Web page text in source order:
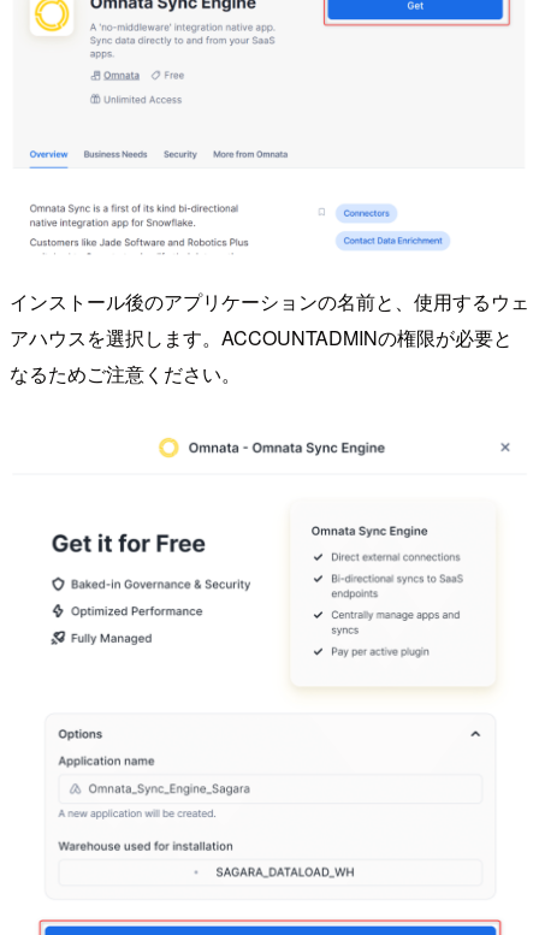
インストール後のアプリケーションの名前と、使用するウェ
アハウスを選択します。ACCOUNTADMINの権限が必要と
なるためご注意ください。